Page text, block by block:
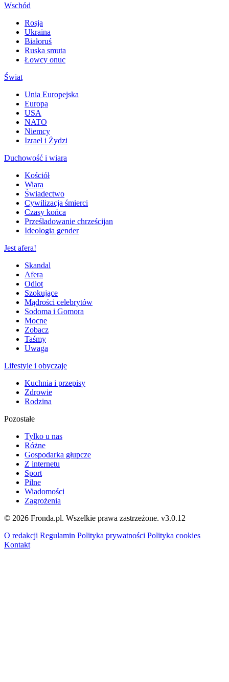
Wschód
Rosja
Ukraina
Białoruś
Ruska smuta
Łowcy onuc
Świat
Unia Europejska
Europa
USA
NATO
Niemcy
Izrael i Żydzi
Duchowość i wiara
Kościół
Wiara
Świadectwo
Cywilizacja śmierci
Czasy końca
Prześladowanie chrześcijan
Ideologia gender
Jest afera!
Skandal
Afera
Odlot
Szokujące
Mądrości celebrytów
Sodoma i Gomora
Mocne
Zobacz
Taśmy
Uwaga
Lifestyle i obyczaje
Kuchnia i przepisy
Zdrowie
Rodzina
Pozostałe
Tylko u nas
Różne
Gospodarka głupcze
Z internetu
Sport
Pilne
Wiadomości
Zagrożenia
© 2026 Fronda.pl. Wszelkie prawa zastrzeżone. v3.0.12
O redakcji Regulamin Polityka prywatności Polityka cookies
Kontakt